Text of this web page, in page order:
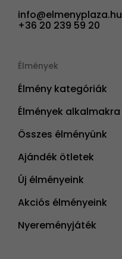
info@elmenyplaza.hu
+36 20 239 59 20
Élmények
Élmény kategóriák
Élmények alkalmakra
Összes élményünk
Ajándék ötletek
Új élményeink
Akciós élményeink
Nyereményjáték